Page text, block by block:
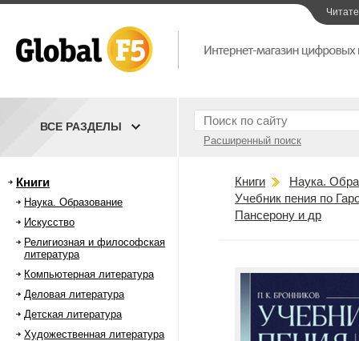
Расширенный поиск
ВСЕ РАЗДЕЛЫ
Книги
Наука. Образование
Искусство
Религиозная и философская
литература
Компьютерная литература
Деловая литература
Детская литература
Художественная литература
Книги
Наука.
Учебник пения по
Пансерону и др